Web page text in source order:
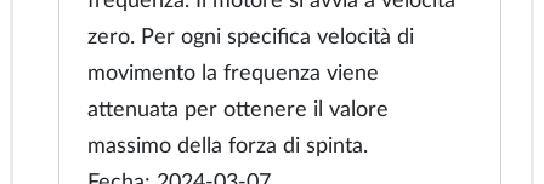
resistenza interelettrodica, forno per la
fusione del vetro